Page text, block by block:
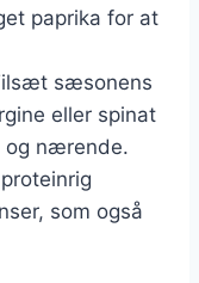
paprika for at
sæsonens
eller spinat
og nærende.
som også